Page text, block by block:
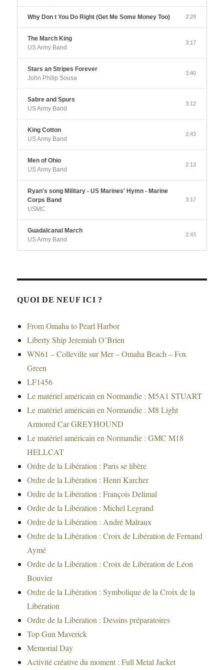
Why Don t You Do Right (Get Me Some Money Too) 2:28
The March King
US Army Band
3:17
Stars an Stripes Forever
John Philip Sousa
3:40
Sabre and Spurs
US Army Band
3:12
King Cotton
US Army Band
2:43
Men of Ohio
US Army Band
2:13
Ryan's song Military - US Marines' Hymn - Marine
Corps Band
USMC
3:17
Guadalcanal March
US Army Band
2:43
QUOI DE NEUF ICI ?
From Omaha to Pearl Harbor
Liberty Ship Jeremiah O’Brien
WN61 – Colleville sur Mer – Omaha Beach – Fox
Green
LF1456
Le matériel américain en Normandie : M5A1 STUART
Le matériel américain en Normandie : M8 Light
Armored Car GREYHOUND
Le matériel américain en Normandie : GMC M18
HELLCAT
Ordre de la Libération : Paris se libère
Ordre de la Libération : Henri Karcher
Ordre de la Libération : François Delimal
Ordre de la Libération : Michel Legrand
Ordre de la Libération : André Malraux
Ordre de la Libération : Croix de Libération de Fernand
Aymé
Ordre de la Libération : Croix de Libération de Léon
Bouvier
Ordre de la Libération : Symbolique de la Croix de la
Libération
Ordre de la Libération : Dessins préparatoires
Top Gun Maverick
Memorial Day
Activité créative du moment : Full Metal Jacket